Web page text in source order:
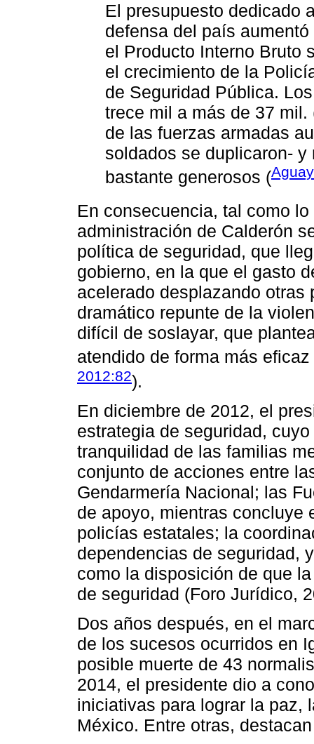
El presupuesto dedicado
defensa del país
el Producto Interno Bruto
el crecimiento de la
de Seguridad Pública.
trece mil a más de 37
de las fuerzas armadas
soldados se duplicaron-
bastante generosos (
En consecuencia, tal como
administración de Calderón
política de seguridad, que
gobierno, en la que el gasto
acelerado desplazando otras
dramático repunte de la
difícil de soslayar, que
atendido de forma más
2012:82).
En diciembre de 2012, el
estrategia de seguridad,
tranquilidad de las familias
conjunto de acciones entre
Gendarmería Nacional; las
de apoyo, mientras concluye
policías estatales; la
dependencias de seguridad,
como la disposición de que
de seguridad (Foro Jurídico,
Dos años después, en el
de los sucesos ocurridos en
posible muerte de 43
2014, el presidente dio a
iniciativas para lograr la paz,
México. Entre otras,